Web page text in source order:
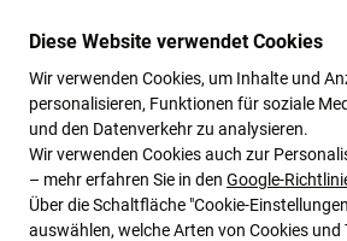
Kunden kaufen auch
Diese Website verwendet Cookies
Wir verwenden Cookies, um Inhalte und
personalisieren, Funktionen für soziale
und den Datenverkehr zu analysieren.
Wir verwenden Cookies auch zur
– mehr erfahren Sie in den Google-
Über die Schaltfläche "Cookie-
auswählen, welche Arten von Cookies und